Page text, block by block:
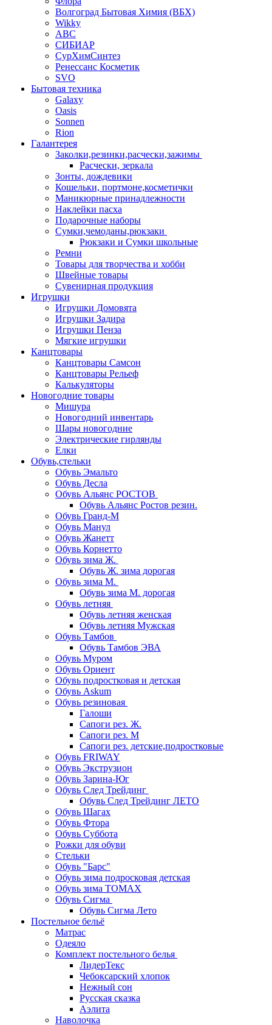
Волгоград Бытовая Химия (ВБХ)
Wikky
АВС
СИБИАР
СурХимСинтез
Ренессанс Косметик
SVO
Бытовая техника
Galaxy
Oasis
Sonnen
Rion
Галантерея
Заколки,резинки,расчески,зажимы
Расчески, зеркала
Зонты, дождевики
Кошельки, портмоне,косметички
Маникюрные принадлежности
Наклейки пасха
Подарочные наборы
Сумки,чемоданы,рюкзаки
Рюкзаки и Сумки школьные
Ремни
Товары для творчества и хобби
Швейные товары
Сувенирная продукция
Игрушки
Игрушки Домовята
Игрушки Задира
Игрушки Пенза
Мягкие игрушки
Канцтовары
Канцтовары Самсон
Канцтовары Рельеф
Калькуляторы
Новогодние товары
Мишура
Новогодний инвентарь
Шары новогодние
Электрические гирлянды
Елки
Обувь,стельки
Обувь Эмальто
Обувь Десла
Обувь Альянс РОСТОВ
Обувь Альянс Ростов резин.
Обувь Гранд-М
Обувь Манул
Обувь Жанетт
Обувь Корнетто
Обувь зима Ж.
Обувь Ж. зима дорогая
Обувь зима М.
Обувь зима М. дорогая
Обувь летняя
Обувь летняя женская
Обувь летняя Мужская
Обувь Тамбов
Обувь Тамбов ЭВА
Обувь Муром
Обувь Ориент
Обувь подростковая и детская
Обувь Askum
Обувь резиновая
Галоши
Сапоги рез. Ж.
Сапоги рез. М
Сапоги рез. детские,подростковые
Обувь FRIWAY
Обувь Экструзион
Обувь Зарина-Юг
Обувь След Трейдинг
Обувь След Трейдинг ЛЕТО
Обувь Шагах
Обувь Фтора
Обувь Суббота
Рожки для обуви
Стельки
Обувь "Барс"
Обувь зима подросковая детская
Обувь зима ТОМАХ
Обувь Сигма
Обувь Сигма Лето
Постельное бельё
Матрас
Одеяло
Комплект постельного белья
ЛидерТекс
Чебоксарский хлопок
Нежный сон
Русская сказка
Аэлита
Наволочка